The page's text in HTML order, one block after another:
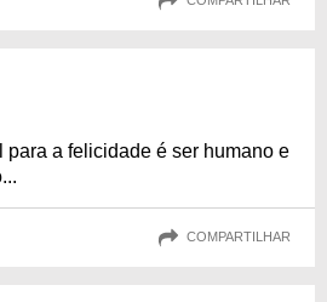
para a felicidade é ser humano e
COMPARTILHAR